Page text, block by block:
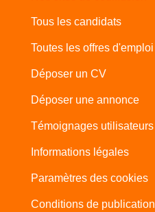
Tous les candidats
Toutes les offres d'emploi
Déposer un CV
Déposer une annonce
Témoignages utilisateurs
Informations légales
Paramètres des cookies
Conditions de publication